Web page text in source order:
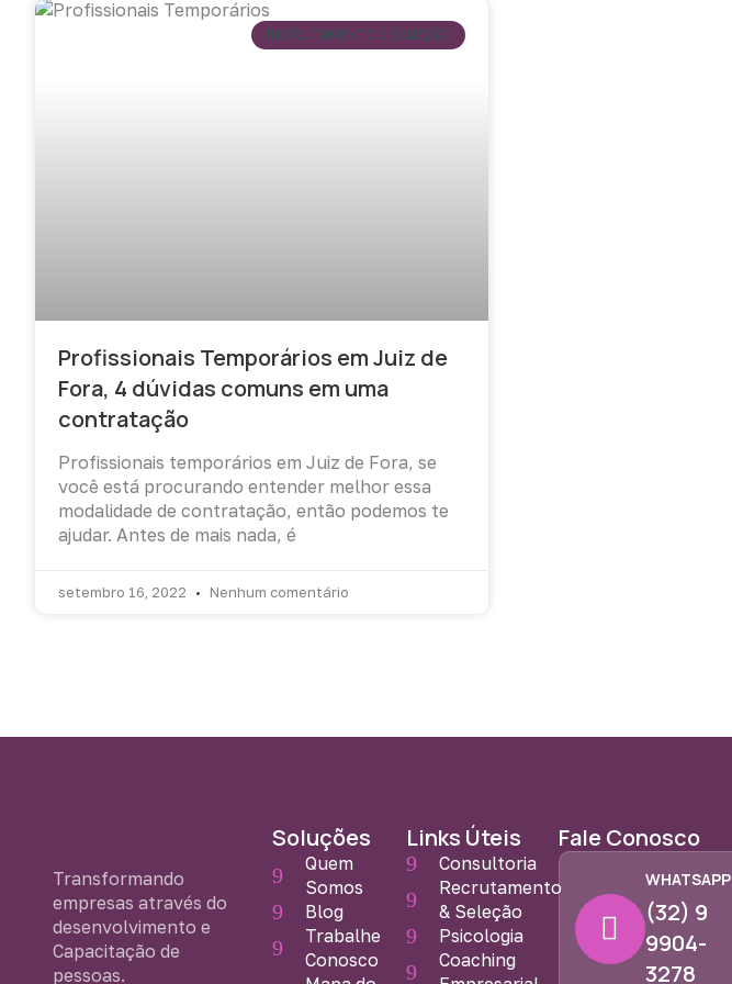
RECRUTAMENTO E SELEÇÃO
Profissionais Temporários em Juiz de
Fora, 4 dúvidas comuns em uma
contratação
Profissionais temporários em Juiz de Fora, se
você está procurando entender melhor essa
modalidade de contratação, então podemos te
ajudar. Antes de mais nada, é
setembro 16, 2022 Nenhum comentário
Transformando
empresas através do
desenvolvimento e
Capacitação de
pessoas.
Soluções
Quem
Somos
Blog
Trabalhe
Conosco
Links Úteis
Consultoria
Recrutamento
& Seleção
Psicologia
Coaching
Fale Conosco
WHATSAPP
(32) 9
9904-
3278